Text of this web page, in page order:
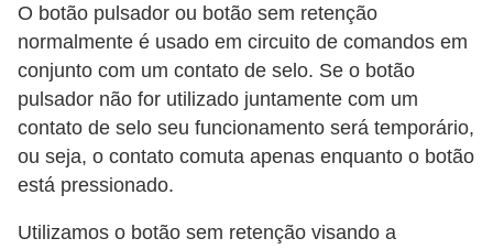
O botão pulsador ou botão sem retenção
normalmente é usado em circuito de comandos em
conjunto com um contato de selo. Se o botão
pulsador não for utilizado juntamente com um
contato de selo seu funcionamento será temporário,
ou seja, o contato comuta apenas enquanto o botão
está pressionado.
Utilizamos o botão sem retenção visando a
c
i
s
t
a
H
i